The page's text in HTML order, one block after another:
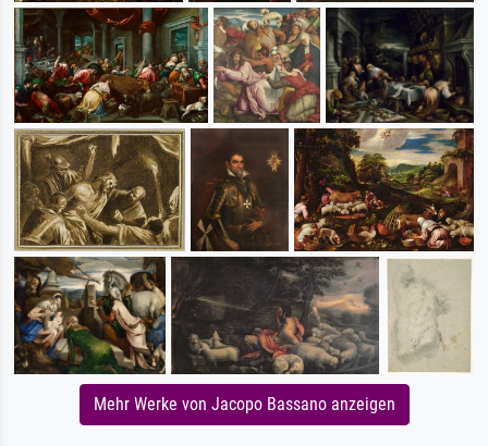
Mehr Werke von Jacopo Bassano anzeigen